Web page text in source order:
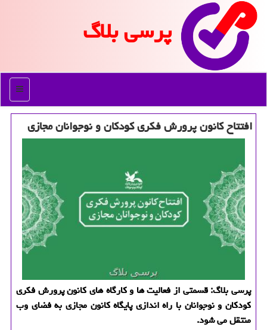
پرسی بلاگ
منو
افتتاح كانون پرورش فكری كودكان و نوجوانان مجازی
پرسی بلاگ: قسمتی از فعالیت ها و كارگاه های كانون پرورش فكری
كودكان و نوجوانان با راه اندازی پایگاه كانون مجازی به فضای وب
منتقل می شود.